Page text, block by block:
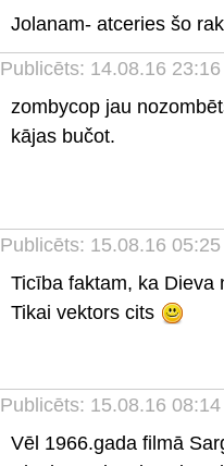
Jolanam- atceries šo
Publicēts: 14.08.16 23:16
zombycop jau
kājas bučot.
Publicēts: 15.08.16 05:25
Ticība faktam, ka Dieva
Tikai vektors cits
Publicēts: 15.08.16
Vēl 1966.gada filmā